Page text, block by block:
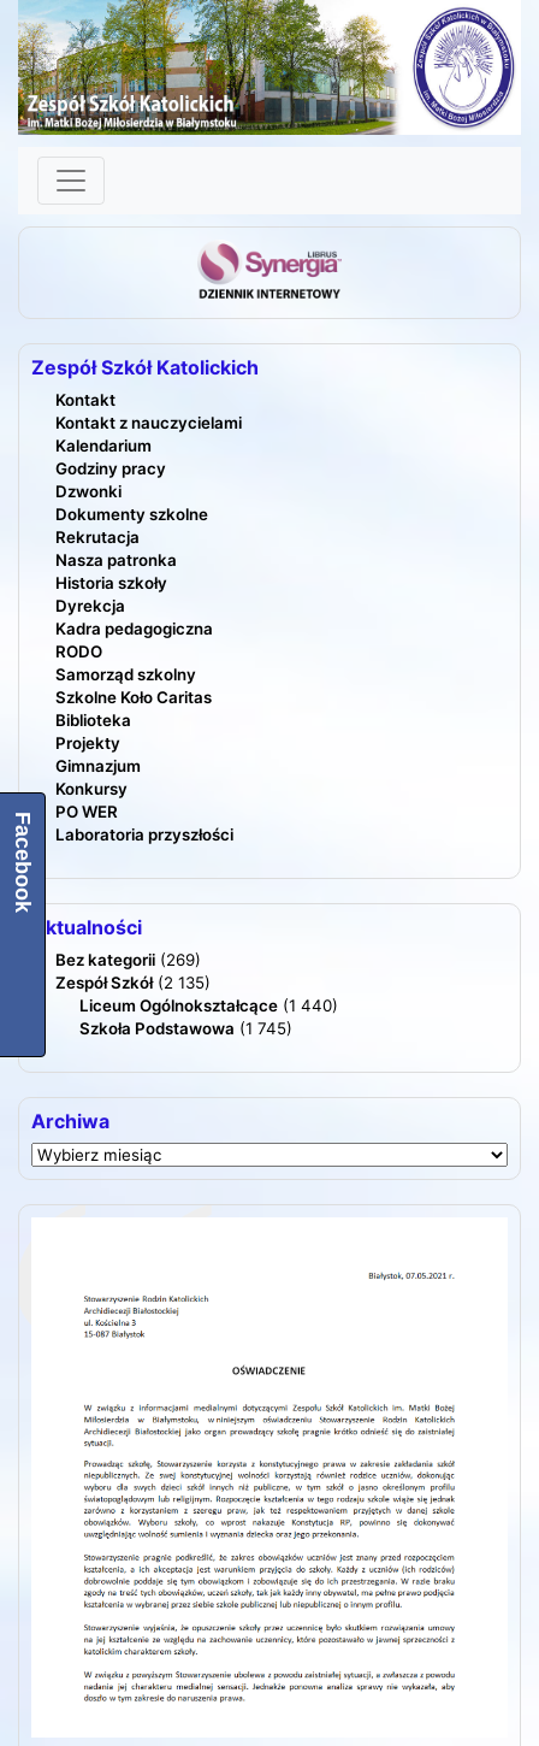
Zespół Szkół Katolickich
Kontakt
Kontakt z nauczycielami
Kalendarium
Godziny pracy
Dzwonki
Dokumenty szkolne
Rekrutacja
Nasza patronka
Historia szkoły
Dyrekcja
Kadra pedagogiczna
RODO
Samorząd szkolny
Szkolne Koło Caritas
Biblioteka
Projekty
Gimnazjum
Konkursy
PO WER
Laboratoria przyszłości
Aktualności
Bez kategorii (269)
Zespół Szkół(2 135)
Liceum Ogólnokształcące (1 440)
Szkoła Podstawowa (1 745)
Archiwa
Archiwa
Facebook